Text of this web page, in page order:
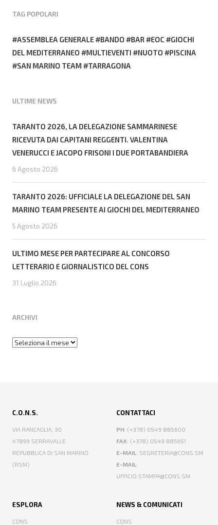
TAG POPOLARI
ASSEMBLEA GENERALE BANDO BAR EOC
GIOCHI
DEL MEDITERRANEO
MULTIEVENTI NUOTO
PISCINA
SAN MARINO TEAM
TARRAGONA
ULTIME NEWS
TARANTO 2026, LA DELEGAZIONE SAMMARINESE
RICEVUTA DAI CAPITANI REGGENTI. VALENTINA
VENERUCCI E JACOPO FRISONI I DUE PORTABANDIERA
6 Agosto 2026
TARANTO 2026: UFFICIALE LA DELEGAZIONE DEL SAN
MARINO TEAM PRESENTE AI GIOCHI DEL MEDITERRANEO
5 Agosto 2026
ULTIMO MESE PER PARTECIPARE AL CONCORSO
LETTERARIO E GIORNALISTICO DEL CONS
31 Luglio 2026
ARCHIVI
Archivi
C.O.N.S.
VIA RANCAGLIA, 30
47899 SERRAVALLE
REPUBBLICA DI SAN MARINO
(RSM)
CONTATTACI
PH: (+378) 0549 885600
FAX: (+378) 0549 885651
E-MAIL: SEGRETERIA@CONS.SM
E-MAIL:
UFFICIO.STAMPA@CONS.SM
ESPLORA
CONS
NEWS & COMUNICATI
CONS